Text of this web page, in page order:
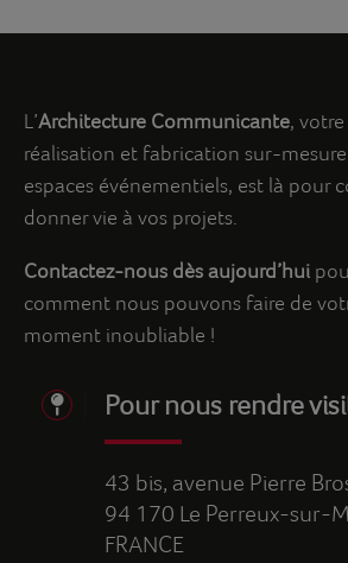
L’Architecture Communicante,
réalisation et fabrication sur-
espaces événementiels, est là pour
donner vie à vos projets.
Contactez-nous dès aujourd’hui
comment nous pouvons faire de
moment inoubliable !
Pour nous rendre
43 bis, avenue Pierre
94 170 Le Perreux-sur-
FRANCE